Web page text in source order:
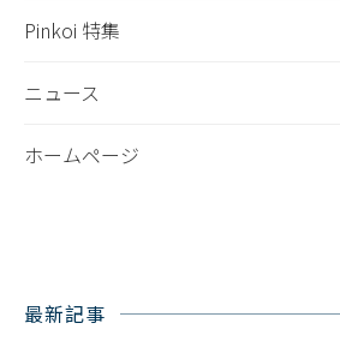
Pinkoi 特集
ニュース
ホームページ
最新記事